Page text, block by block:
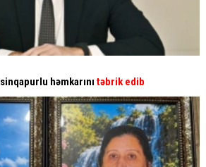
həmkarını təbrik edib